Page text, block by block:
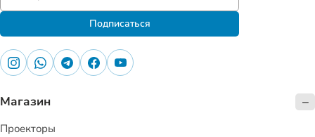
Подписаться
Магазин
Проекторы